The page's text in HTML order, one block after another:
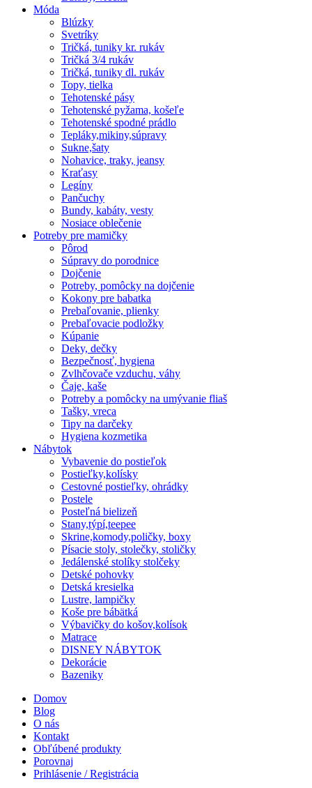
Móda
Blúzky
Svetríky
Tričká, tuniky kr. rukáv
Tričká 3/4 rukáv
Tričká, tuniky dl. rukáv
Topy, tielka
Tehotenské pásy
Tehotenské pyžama, košeľe
Tehotenské spodné prádlo
Tepláky,mikiny,súpravy
Sukne,šaty
Nohavice, traky, jeansy
Kraťasy
Legíny
Pančuchy
Bundy, kabáty, vesty
Nosiace oblečenie
Potreby pre mamičky
Pôrod
Súpravy do porodnice
Dojčenie
Potreby, pomôcky na dojčenie
Kokony pre babatka
Prebaľovanie, plienky
Prebaľovacie podložky
Kúpanie
Deky, dečky
Bezpečnosť, hygiena
Zvlhčovače vzduchu, váhy
Čaje, kaše
Potreby a pomôcky na umývanie fliaš
Tašky, vreca
Tipy na darčeky
Hygiena kozmetika
Nábytok
Vybavenie do postieľok
Postieľky,kolísky
Cestovné postieľky, ohrádky
Postele
Posteľná bielizeň
Stany,týpí,teepee
Skrine,komody,poličky, boxy
Písacie stoly, stolečky, stoličky
Jedálenské stolíky stolčeky
Detské pohovky
Detská kresielka
Lustre, lampičky
Koše pre bábätká
Výbavičky do košov,kolísok
Matrace
DISNEY NÁBYTOK
Dekorácie
Bazeniky
Domov
Blog
O nás
Kontakt
Obľúbené produkty
Porovnaj
Prihlásenie / Registrácia